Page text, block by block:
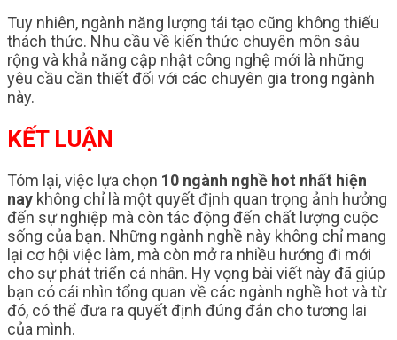
Tuy nhiên, ngành năng lượng tái tạo cũng không thiếu
thách thức. Nhu cầu về kiến thức chuyên môn sâu
rộng và khả năng cập nhật công nghệ mới là những
yêu cầu cần thiết đối với các chuyên gia trong ngành
này.
KẾT LUẬN
Tóm lại, việc lựa chọn 10 ngành nghề hot nhất hiện
nay không chỉ là một quyết định quan trọng ảnh hưởng
đến sự nghiệp mà còn tác động đến chất lượng cuộc
sống của bạn. Những ngành nghề này không chỉ mang
lại cơ hội việc làm, mà còn mở ra nhiều hướng đi mới
cho sự phát triển cá nhân. Hy vọng bài viết này đã giúp
bạn có cái nhìn tổng quan về các ngành nghề hot và từ
đó, có thể đưa ra quyết định đúng đắn cho tương lai
của mình.